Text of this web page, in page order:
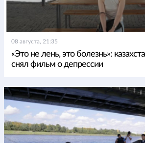
08 августа, 21:35
«Это не лень, это болезнь»:
снял фильм о депрессии